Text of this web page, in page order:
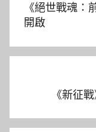
覽
《絕世戰魂：
開啟
《新征